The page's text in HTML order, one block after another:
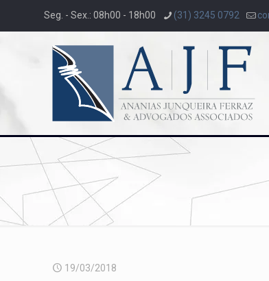
Seg. - Sex.: 08h00 - 18h00 (31) 3245 0792
19/03/2018